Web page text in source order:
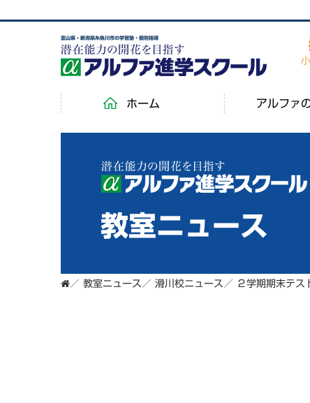
富山県・新潟県糸魚川市の学習塾・個別指導
ホーム アルファ
教室ニュース
／ 教室ニュース ／ 滑川校ニュース ／ ２学期期末テス